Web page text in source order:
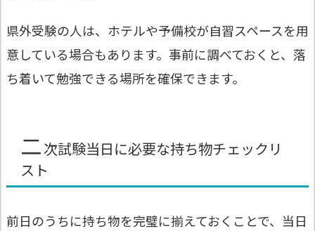
県外受験の人は、ホテルや予備校が自習スペースを用
意している場合もあります。事前に調べておくと、落
ち着いて勉強できる場所を確保できます。
二次試験当日に必要な持ち物チェックリ
スト
前日のうちに持ち物を完璧に揃えておくことで、当日